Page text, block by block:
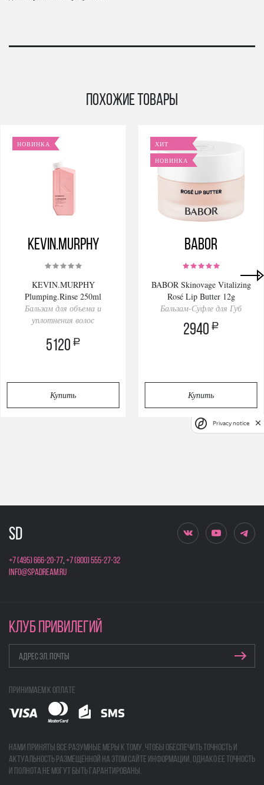
Похожие товары
НОВИНКА
KEVIN.MURPHY
KEVIN.MURPHY
Plumping.Rinse 250ml
Бальзам для объема и
уплотнения волос
5120 a
Купить
ХИТ
НОВИНКА
BABOR
BABOR Skinovage Vitalizing
Rosé Lip Butter 12g
Бальзам-Суфле для Губ
2940 a
Купить
+7 (495) 666-20-77,+7 (800) 555-27-32
info@spadream.ru
КЛУБ ПРИВИЛЕГИЙ
Принимаем к оплате
Нами приняты все разумные меры к тому, чтобы обеспечить точность и
актуальность размещенной на этом сайте информации, однако ее точность
и полнота не могут быть гарантированы.
Privacy notice